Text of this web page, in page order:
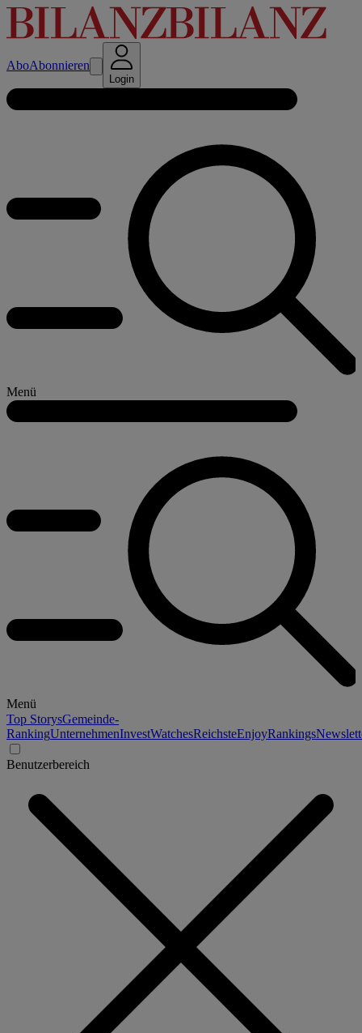
AboAbonnieren
Login
Menü
Menü
Top StorysGemeinde-
RankingUnternehmenInvestWatchesReichsteEnjoyRankings
Benutzerbereich